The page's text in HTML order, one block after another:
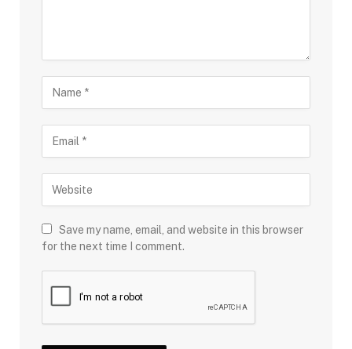
Save my name, email, and website in this browser
for the next time I comment.